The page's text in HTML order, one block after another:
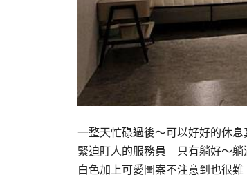
一整天忙碌過後～可以好好的休
緊迫盯人的服務員 只有躺好～
白色加上可愛圖案不注意到也很